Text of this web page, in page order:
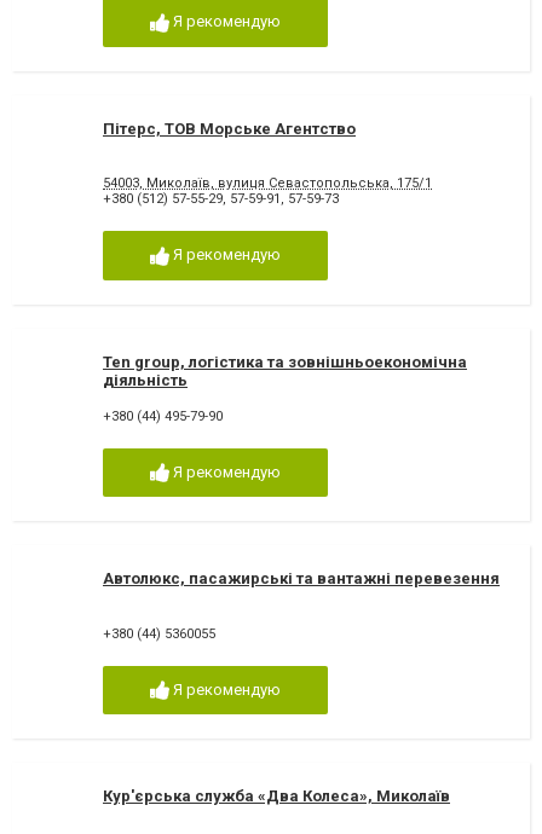
Я рекомендую
Пітерс, ТОВ Морське Агентство
54003, Миколаїв, вулиця Севастопольська, 175/1
+380 (512) 57-55-29, 57-59-91 , 57-59-73
Я рекомендую
Ten group, логістика та зовнішньоекономічна
діяльність
+380 (44) 495-79-90
Я рекомендую
Автолюкс, пасажирські та вантажні перевезення
+380 (44) 5360055
Я рекомендую
Кур'єрська служба «Два Колеса», Миколаїв